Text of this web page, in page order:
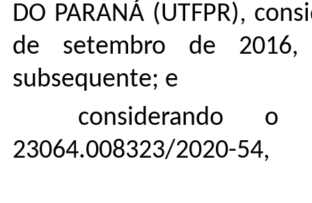
DO PARANÁ (UTFPR),
de setembro de
subsequente; e
considerando
23064.008323/2020-54,